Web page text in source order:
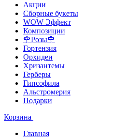
Акции
Сборные букеты
WOW Эффект
Композиции
🌹Розы🌹
Гортензия
Орхидеи
Хризантемы
Герберы
Гипсофила
Альстромерия
Подарки
Корзина
Главная